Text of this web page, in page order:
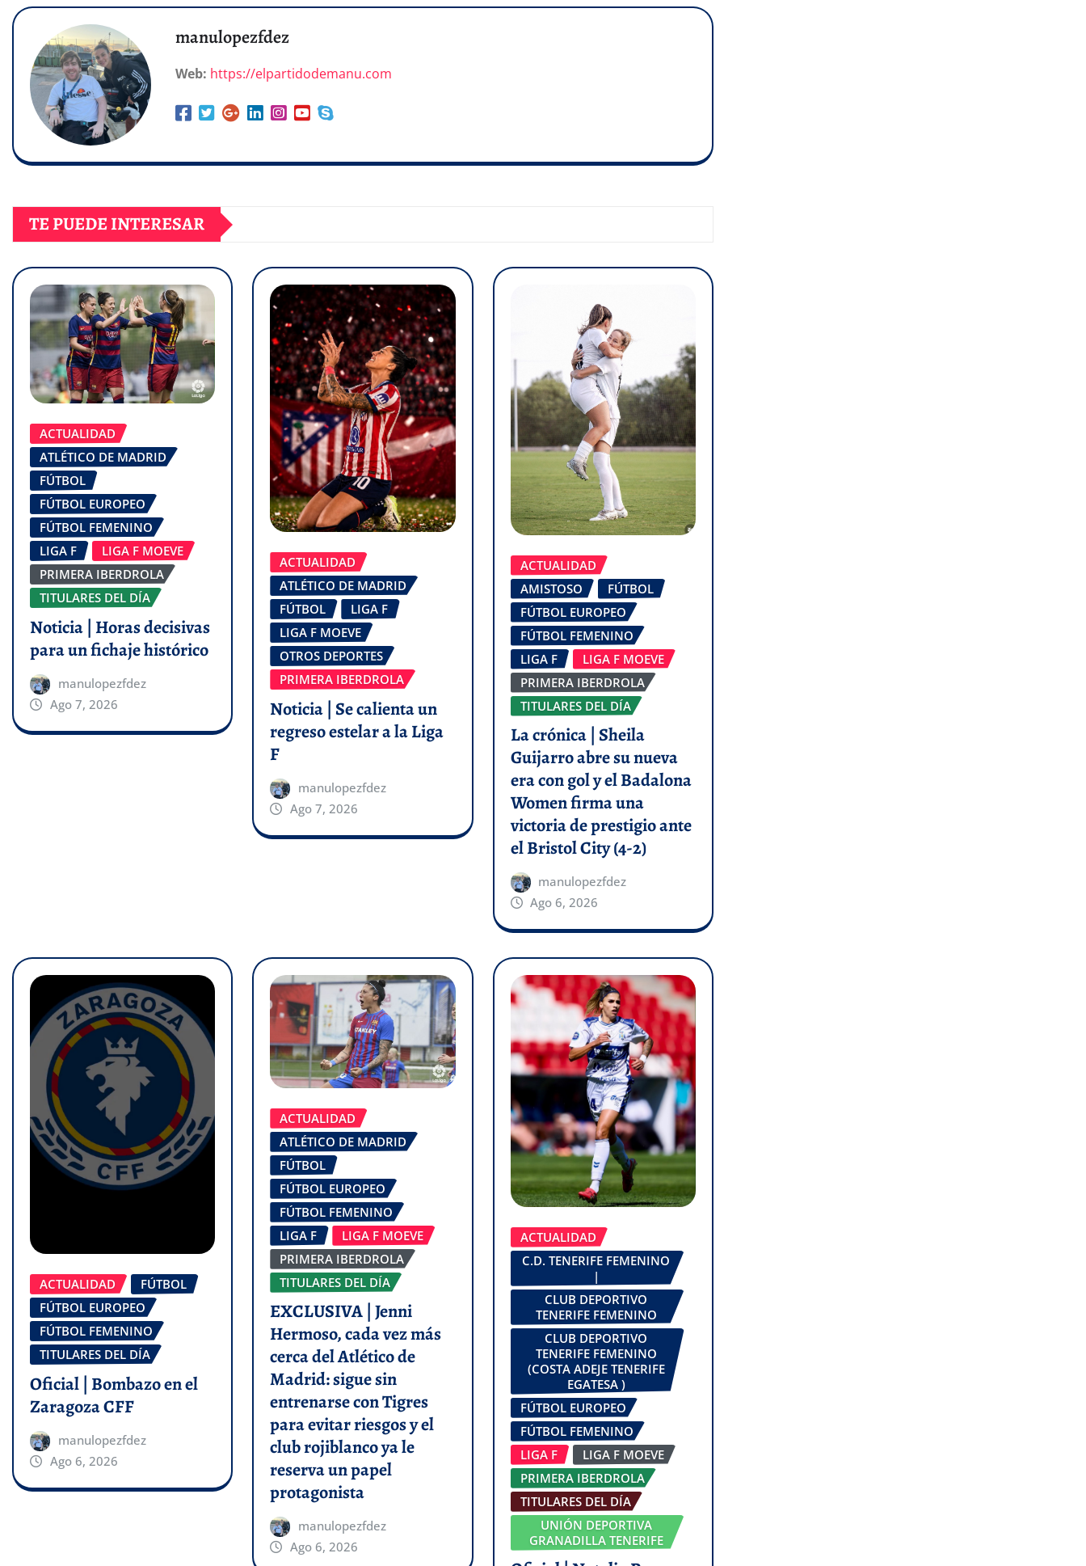
manulopezfdez
Web: https://elpartidodemanu.com
TE PUEDE INTERESAR
ACTUALIDAD
ATLÉTICO DE MADRID
FÚTBOL
FÚTBOL EUROPEO
FÚTBOL FEMENINO
LIGA F
LIGA F MOEVE
PRIMERA IBERDROLA
TITULARES DEL DÍA
Noticia | Horas decisivas
para un fichaje histórico
manulopezfdez
Ago 7, 2026
ACTUALIDAD
ATLÉTICO DE MADRID
FÚTBOL
LIGA F
LIGA F MOEVE
OTROS DEPORTES
PRIMERA IBERDROLA
Noticia | Se calienta un
regreso estelar a la Liga
F
manulopezfdez
Ago 7, 2026
ACTUALIDAD
AMISTOSO
FÚTBOL
FÚTBOL EUROPEO
FÚTBOL FEMENINO
LIGA F
LIGA F MOEVE
PRIMERA IBERDROLA
TITULARES DEL DÍA
La crónica | Sheila
Guijarro abre su nueva
era con gol y el Badalona
Women firma una
victoria de prestigio ante
el Bristol City (4-2)
manulopezfdez
Ago 6, 2026
ACTUALIDAD
FÚTBOL
FÚTBOL EUROPEO
FÚTBOL FEMENINO
TITULARES DEL DÍA
Oficial | Bombazo en el
Zaragoza CFF
manulopezfdez
Ago 6, 2026
ACTUALIDAD
ATLÉTICO DE MADRID
FÚTBOL
FÚTBOL EUROPEO
FÚTBOL FEMENINO
LIGA F
LIGA F MOEVE
PRIMERA IBERDROLA
TITULARES DEL DÍA
EXCLUSIVA | Jenni
Hermoso, cada vez más
cerca del Atlético de
Madrid: sigue sin
entrenarse con Tigres
para evitar riesgos y el
club rojiblanco ya le
reserva un papel
protagonista
manulopezfdez
Ago 6, 2026
ACTUALIDAD
C.D. TENERIFE FEMENINO
|
CLUB DEPORTIVO
TENERIFE FEMENINO
CLUB DEPORTIVO
TENERIFE FEMENINO
(COSTA ADEJE TENERIFE
EGATESA )
FÚTBOL EUROPEO
FÚTBOL FEMENINO
LIGA F
LIGA F MOEVE
PRIMERA IBERDROLA
TITULARES DEL DÍA
UNIÓN DEPORTIVA
GRANADILLA TENERIFE